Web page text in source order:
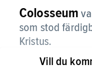
Colosseum
som stod
Kristus.
Colosseum var
Vill du